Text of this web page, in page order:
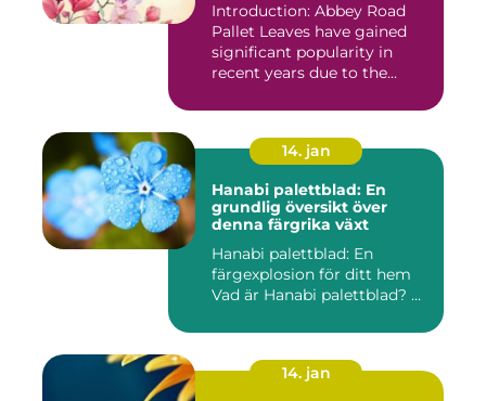
Introduction: Abbey Road
Pallet Leaves have gained
significant popularity in
recent years due to the...
14. jan
Hanabi palettblad: En
grundlig översikt över
denna färgrika växt
Hanabi palettblad: En
färgexplosion för ditt hem
Vad är Hanabi palettblad? ...
14. jan